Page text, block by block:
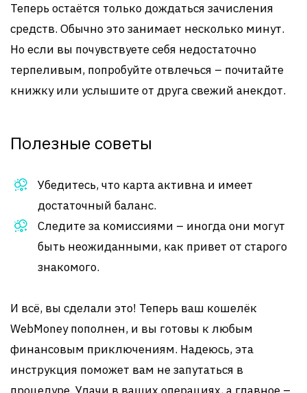
Теперь остаётся только дождаться зачисления
средств. Обычно это занимает несколько минут.
Но если вы почувствуете себя недостаточно
терпеливым, попробуйте отвлечься – почитайте
книжку или услышите от друга свежий анекдот.
Полезные советы
Убедитесь, что карта активна и имеет
достаточный баланс.
Следите за комиссиями – иногда они могут
быть неожиданными, как привет от старого
знакомого.
И всё, вы сделали это! Теперь ваш кошелёк
WebMoney пополнен, и вы готовы к любым
финансовым приключениям. Надеюсь, эта
инструкция поможет вам не запутаться в